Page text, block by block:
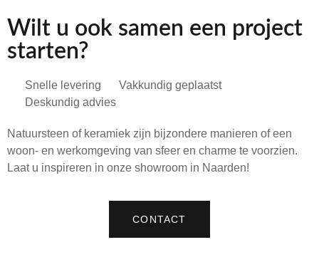
Wilt u ook samen een project
starten?
Snelle levering
Vakkundig geplaatst
Deskundig advies
Natuursteen of keramiek zijn bijzondere manieren of een
woon- en werkomgeving van sfeer en charme te voorzien.
Laat u inspireren in onze showroom in Naarden!
CONTACT